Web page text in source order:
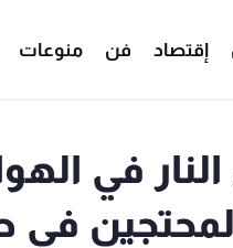
إقتصاد فن منوعات
في
في